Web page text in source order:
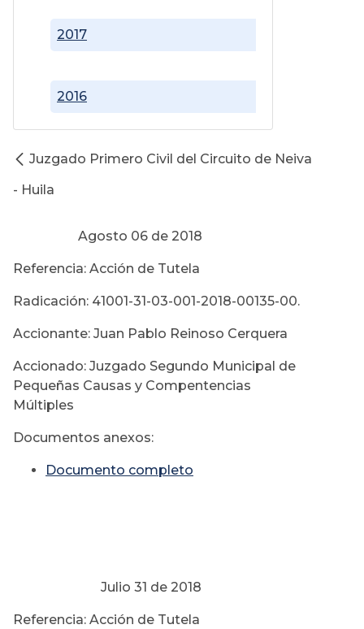
2016
2017
Juzgado Primero Civil del Circuito de Neiva
- Huila
Agosto 06 de 2018
Referencia: Acción de Tutela
Radicación: 41001-31-03-001-2018-00135-00.
Accionante: Juan Pablo Reinoso Cerquera
Accionado: Juzgado Segundo Municipal de
Pequeñas Causas y Compentencias
Múltiples
Documentos anexos:
Documento completo
Julio 31 de 2018
Referencia: Acción de Tutela